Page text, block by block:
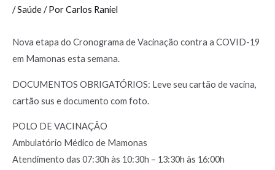
/Saúde/ PorCarlos Raniel
Nova etapa do Cronograma de Vacinação contra a COVID-19
em Mamonas esta semana.
DOCUMENTOS OBRIGATÓRIOS: Leve seu cartão de vacina,
cartão sus e documento com foto.
POLO DE VACINAÇÃO
Ambulatório Médico de Mamonas
Atendimento das 07:30h às 10:30h – 13:30h às 16:00h